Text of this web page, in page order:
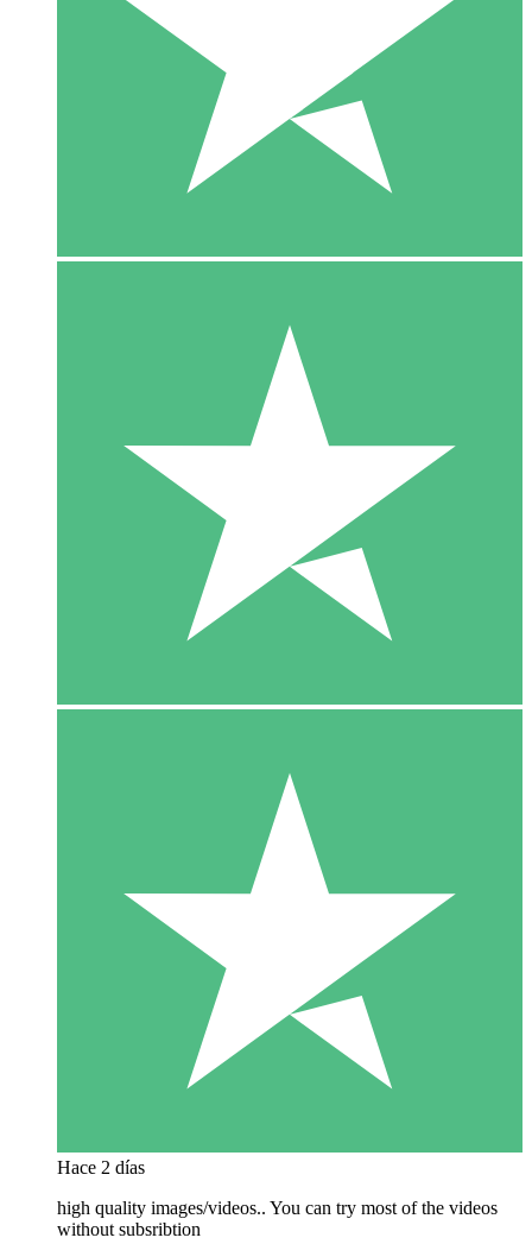
Hace 2 días
high quality images/videos.. You can try most of the videos
without subsribtion